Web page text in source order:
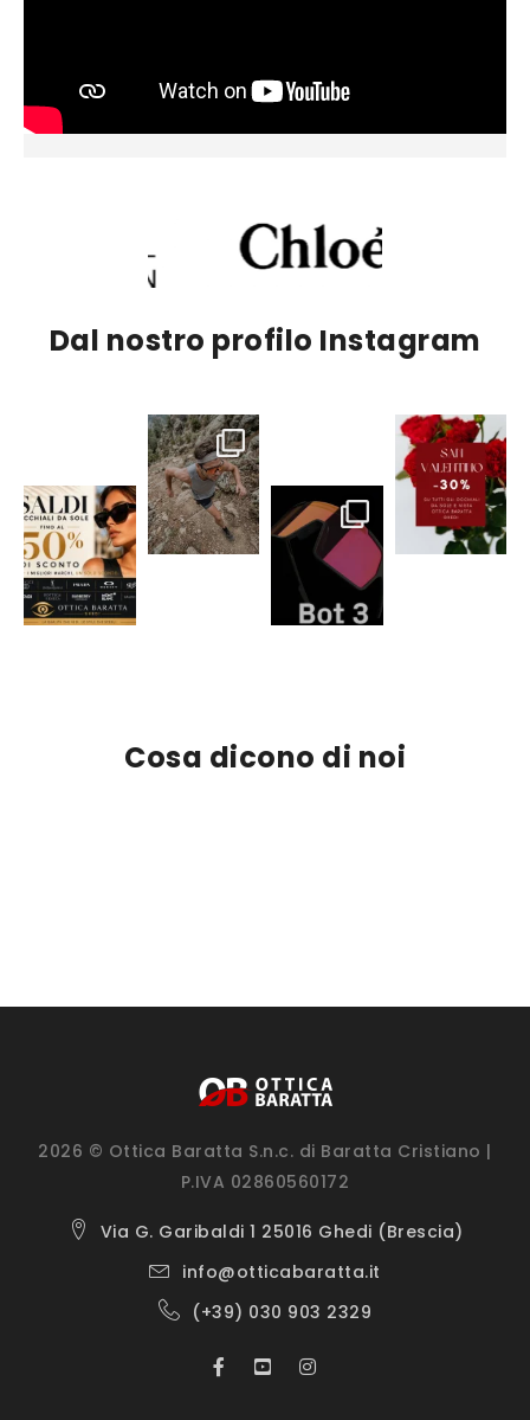
Dal nostro profilo Instagram
Cosa dicono di noi
2026 © Ottica Baratta S.n.c. di Baratta Cristiano |
P.IVA 02860560172
Via G. Garibaldi 1 25016 Ghedi (Brescia)
info@otticabaratta.it
(+39) 030 903 2329